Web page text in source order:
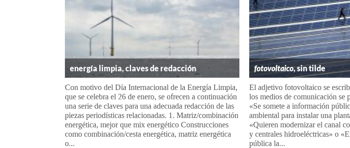
energía limpia, claves de redacción
Con motivo del Día Internacional de la Energía Limpia,
que se celebra el 26 de enero, se ofrecen a continuación
una serie de claves para una adecuada redacción de las
piezas periodísticas relacionadas. 1. Matriz/combinación
energética, mejor que mix energético Construcciones
como combinación/cesta energética, matriz energética
o...
fotovoltaico, sin tilde
El adjetivo fotovoltaico se
los medios de comunicación se
«Se somete a información
ambiental para instalar una
«Quieren modernizar el canal
y centrales hidroeléctricas» o
pública la...